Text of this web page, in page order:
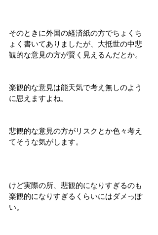
そのときに外国の経済紙の方でちょくち
ょく書いてありましたが、大抵世の中悲
観的な意見の方が賢く見えるんだとか。
楽観的な意見は能天気で考え無しのよう
に思えますよね。
悲観的な意見の方がリスクとか色々考え
てそうな気がします。
けど実際の所、悲観的になりすぎるのも
楽観的になりすぎるくらいにはダメっぽ
い。